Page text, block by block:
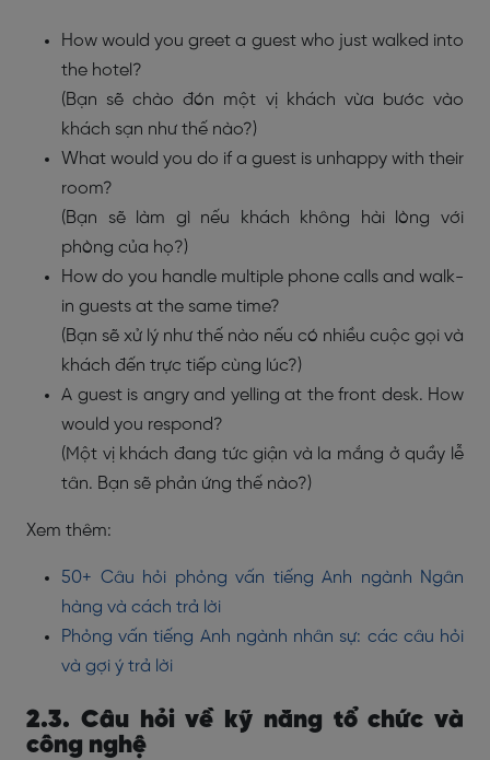
How would you greet a guest who just walked into
the hotel?
(Bạn sẽ chào đón một vị khách vừa bước vào
khách sạn như thế nào?)
What would you do if a guest is unhappy with their
room?
(Bạn sẽ làm gì nếu khách không hài lòng với
phòng của họ?)
How do you handle multiple phone calls and walk-
in guests at the same time?
(Bạn sẽ xử lý như thế nào nếu có nhiều cuộc gọi và
khách đến trực tiếp cùng lúc?)
A guest is angry and yelling at the front desk. How
would you respond?
(Một vị khách đang tức giận và la mắng ở quầy lễ
tân. Bạn sẽ phản ứng thế nào?)
Xem thêm:
50+ Câu hỏi phỏng vấn tiếng Anh ngành Ngân
hàng và cách trả lời
Phỏng vấn tiếng Anh ngành nhân sự: các câu hỏi
và gợi ý trả lời
2.3. Câu hỏi về kỹ năng tổ chức và
công nghệ